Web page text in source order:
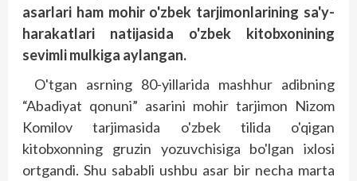
asarlari ham mohir o'zbek tarjimonlarining sa'y-
harakatlari natijasida o'zbek kitobxonining
sevimli mulkiga aylangan.
O'tgan asrning 80-yillarida mashhur adibning
“Abadiyat qonuni” asarini mohir tarjimon Nizom
Komilov tarjimasida o'zbek tilida o'qigan
kitobxonning gruzin yozuvchisiga bo'lgan ixlosi
ortgandi. Shu sababli ushbu asar bir necha marta